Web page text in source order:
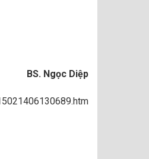
BS. Ngọc Diệp